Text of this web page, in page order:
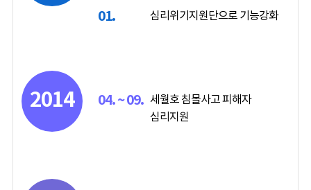
01. 심리위기지원단으로 기능강화
2014 04. ~ 09. 세월호 침몰사고 피해자
심리지원